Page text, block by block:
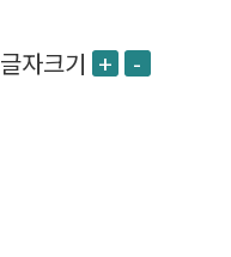
글자크기 + -